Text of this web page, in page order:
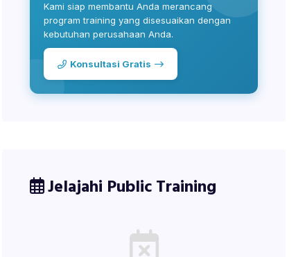
Kami siap membantu Anda merancang
program training yang disesuaikan dengan
kebutuhan perusahaan Anda.
Konsultasi Gratis
Jelajahi Public Training